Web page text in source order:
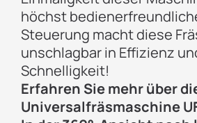
höchst
Steuerung macht diese
unschlagbar in Effizienz
Schnelligkeit!
Erfahren Sie mehr über
Universalfräsmaschine